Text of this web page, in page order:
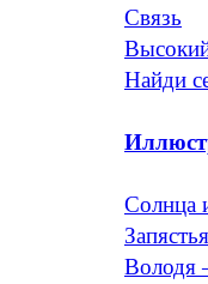
Связь
Найди
Солнца
Володя